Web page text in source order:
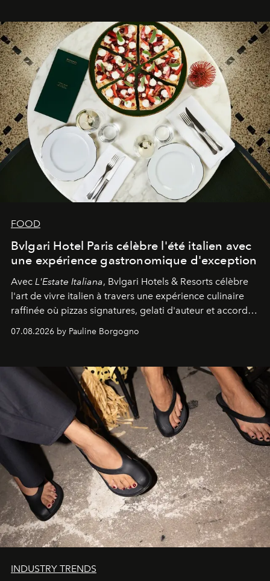
FOOD
Bvlgari Hotel Paris célèbre l'été italien avec
une expérience gastronomique d'exception
Avec L'Estate Italiana, Bvlgari Hotels & Resorts célèbre
l'art de vivre italien à travers une expérience culinaire
raffinée où pizzas signatures, gelati d'auteur et accords
d'exception composent un véritable voyage sensoriel.
07.08.2026 by Pauline Borgogno
INDUSTRY TRENDS